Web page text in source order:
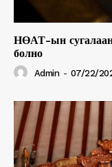
НӨАТ-ын
болно
Admin - 07/22/